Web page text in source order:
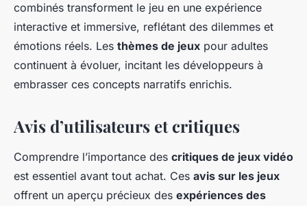
combinés transforment le jeu en une expérience
interactive et immersive, reflétant des dilemmes et
émotions réels. Les thèmes de jeux pour adultes
continuent à évoluer, incitant les développeurs à
embrasser ces concepts narratifs enrichis.
Avis d’utilisateurs et critiques
Comprendre l’importance des critiques de jeux vidéo
est essentiel avant tout achat. Ces avis sur les jeux
offrent un aperçu précieux des expériences des